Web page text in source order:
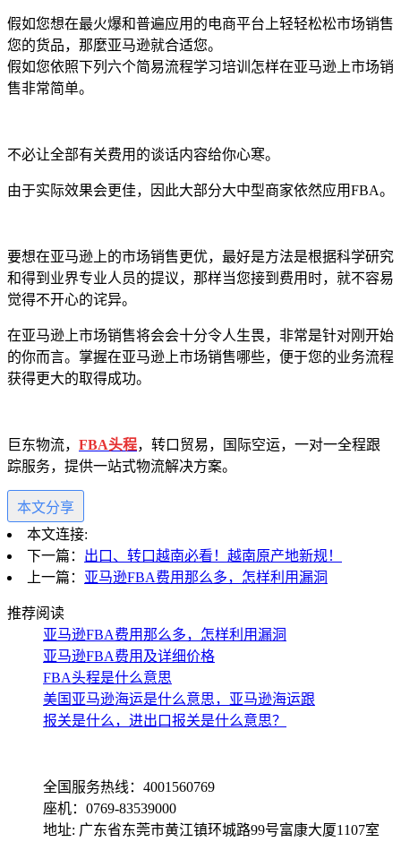
假如您想在最火爆和普遍应用的电商平台上轻轻松松市场销售
您的货品，那麼亚马逊就合适您。
假如您依照下列六个简易流程学习培训怎样在亚马逊上市场销
售非常简单。
不必让全部有关费用的谈话内容给你心寒。
由于实际效果会更佳，因此大部分大中型商家依然应用FBA。
要想在亚马逊上的市场销售更优，最好是方法是根据科学研究
和得到业界专业人员的提议，那样当您接到费用时，就不容易
觉得不开心的诧异。
在亚马逊上市场销售将会会十分令人生畏，非常是针对刚开始
的你而言。掌握在亚马逊上市场销售哪些，便于您的业务流程
获得更大的取得成功。
巨东物流， FBA头程，转口贸易，国际空运，一对一全程跟
踪服务，提供一站式物流解决方案。
本文分享
本文连接:
下一篇： 出口、转口越南必看！越南原产地新规！
上一篇： 亚马逊FBA费用那么多，怎样利用漏洞
推荐阅读
亚马逊FBA费用那么多，怎样利用漏洞
亚马逊FBA费用及详细价格
FBA头程是什么意思
美国亚马逊海运是什么意思，亚马逊海运跟
报关是什么，进出口报关是什么意思？
全国服务热线：4001560769
座机：0769-83539000
地址: 广东省东莞市黄江镇环城路99号富康大厦1107室